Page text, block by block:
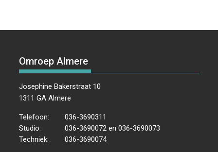
Omroep Almere
Josephine Bakerstraat 10
1311 GA Almere
Telefoon:
036-3690311
Studio:
036-3690072 en 036-3690073
Techniek:
036-3690074